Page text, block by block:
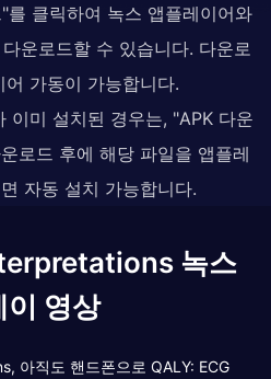
를 클릭하여 녹스 앱플레이어와
운로드할 수 있습니다. 다운로
어 가동이 가능합니다.
이미 설치된 경우는, "APK 다운
로드 후에 해당 파일을 앱플레
자동 설치 가능합니다.
녹스
이 영상
아직도 핸드폰으로 QALY: ECG